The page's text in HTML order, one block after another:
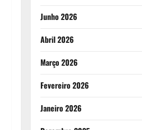
Junho 2026
Abril 2026
Março 2026
Fevereiro 2026
Janeiro 2026